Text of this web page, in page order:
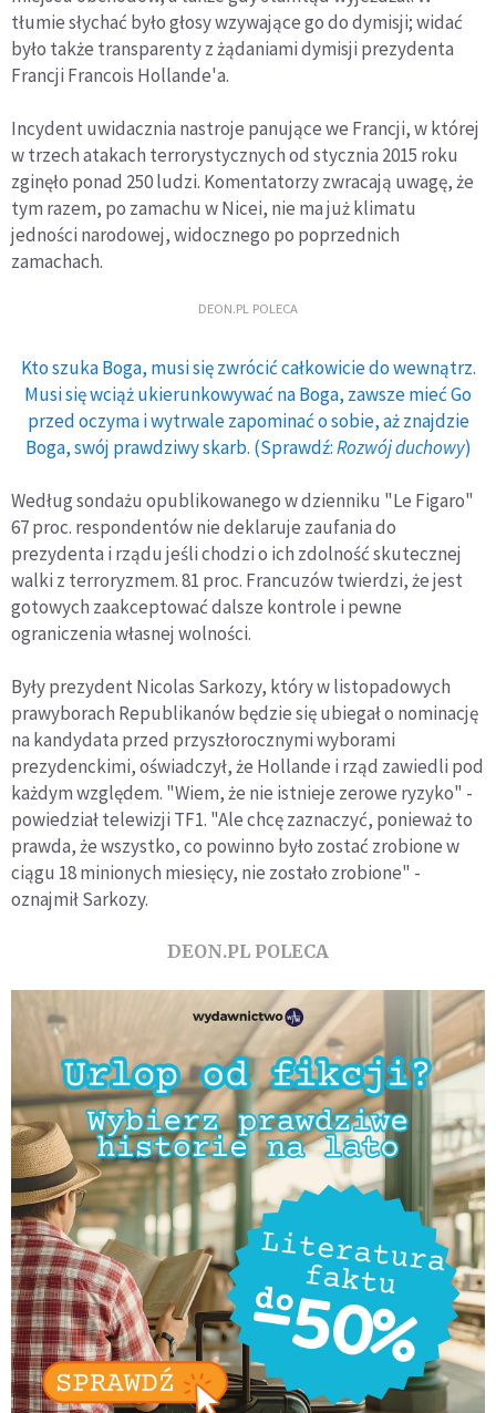
tłumie słychać było głosy wzywające go do dymisji; widać
było także transparenty z żądaniami dymisji prezydenta
Francji Francois Hollande'a.
Incydent uwidacznia nastroje panujące we Francji, w której
w trzech atakach terrorystycznych od stycznia 2015 roku
zginęło ponad 250 ludzi. Komentatorzy zwracają uwagę, że
tym razem, po zamachu w Nicei, nie ma już klimatu
jedności narodowej, widocznego po poprzednich
zamachach.
DEON.PL POLECA
Kto szuka Boga, musi się zwrócić całkowicie do wewnątrz.
Musi się wciąż ukierunkowywać na Boga, zawsze mieć Go
przed oczyma i wytrwale zapominać o sobie, aż znajdzie
Boga, swój prawdziwy skarb. (Sprawdź:Rozwój duchowy)
Według sondażu opublikowanego w dzienniku "Le Figaro"
67 proc. respondentów nie deklaruje zaufania do
prezydenta i rządu jeśli chodzi o ich zdolność skutecznej
walki z terroryzmem. 81 proc. Francuzów twierdzi, że jest
gotowych zaakceptować dalsze kontrole i pewne
ograniczenia własnej wolności.
Były prezydent Nicolas Sarkozy, który w listopadowych
prawyborach Republikanów będzie się ubiegał o nominację
na kandydata przed przyszłorocznymi wyborami
prezydenckimi, oświadczył, że Hollande i rząd zawiedli pod
każdym względem. "Wiem, że nie istnieje zerowe ryzyko" -
powiedział telewizji TF1. "Ale chcę zaznaczyć, ponieważ to
prawda, że wszystko, co powinno było zostać zrobione w
ciągu 18 minionych miesięcy, nie zostało zrobione" -
oznajmił Sarkozy.
DEON.PL POLECA